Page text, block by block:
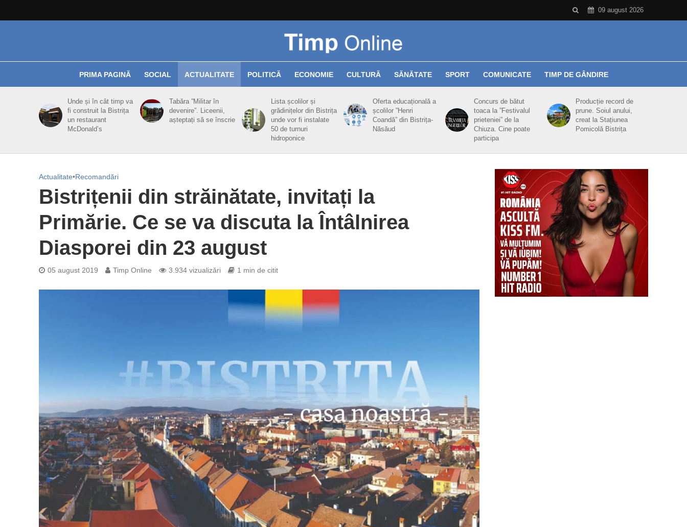
09 august 2026
PRIMA PAGINĂ SOCIAL ACTUALITATE POLITICĂ ECONOMIE CULTURĂ SĂNĂTATE SPORT COMUNICATE TIMP DE GÂNDIRE
Unde și în cât timp va
fi construit la Bistrița
un restaurant
McDonald’s
Tabăra ”Militar în
devenire”. Liceenii,
așteptați să se înscrie
Lista școlilor și
grădinițelor din Bistrița
unde vor fi instalate
50 de turnuri
hidroponice
Oferta educațională a
școlilor ”Henri
Coandă” din Bistrița-
Năsăud
Concurs de bătut
toaca la ”Festivalul
prieteniei” de la
Chiuza. Cine poate
participa
Producție record de
prune. Soiul anului,
creat la Stațiunea
Pomicolă Bistrița
Actualitate•Recomandări
Bistrițenii din străinătate, invitați la
Primărie. Ce se va discuta la Întâlnirea
Diasporei din 23 august
05 august 2019 Timp Online 3.934 vizualizări 1 min de citit